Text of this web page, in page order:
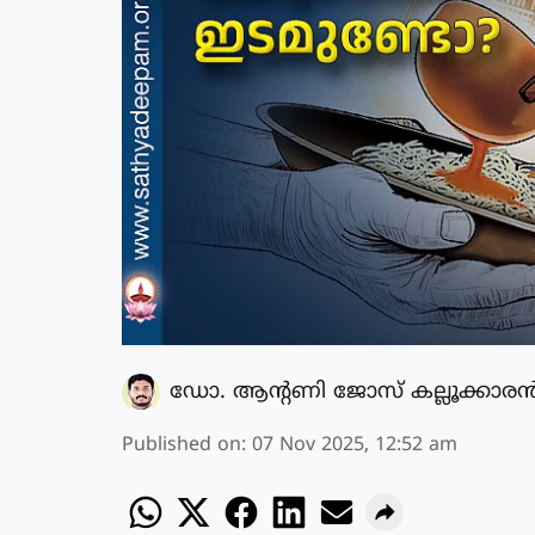
ഡോ. ആന്റണി ജോസ്
Published on: 07 Nov 2025, 12:52 am